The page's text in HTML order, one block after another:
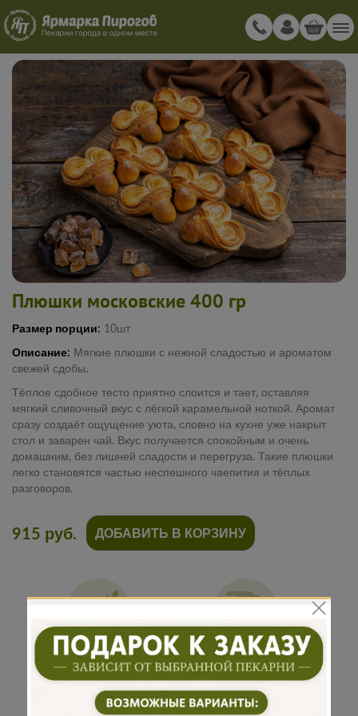
Плюшки московские 400 гр
Размер порции: 10шт
Описание: Мягкие плюшки с нежной сладостью и ароматом
свежей сдобы.
Тёплое сдобное тесто приятно слоится и тает, оставляя
мягкий сливочный вкус с лёгкой карамельной ноткой. Аромат
сразу создаёт ощущение уюта, словно на кухне уже накрыт
стол и заварен чай. Вкус получается спокойным и очень
домашним, без лишней сладости и перегруза. Такие плюшки
легко становятся частью неспешного чаепития и тёплых
разговоров.
Традиционная
рецептура
Бережная
доставка
915 руб. ДОБАВИТЬ В КОРЗИНУ